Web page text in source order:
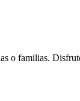
familias.